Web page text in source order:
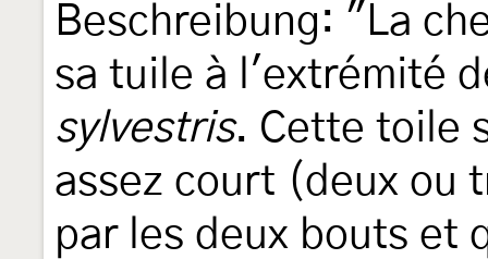
Beschreibung: "La
sa tuile à l'extrémité
sylvestris. Cette toile
assez court (deux ou
par les deux bouts et